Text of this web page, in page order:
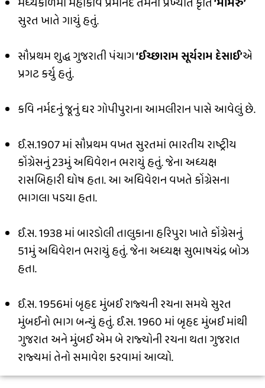
સુરત ખાતે ગાયું હતું.
સૌપ્રથમ શુદ્ધ ગુજરાતી પંચાગ‘ઈચ્છારામ સૂર્યરામ દેસાઈ’એ
પ્રગટ કર્યુ હતું.
કવિ નર્મદનું જૂનું ઘર ગોપીપુરાના આમલીરાન પાસે આવેલું છે.
ઈ.સ.1907 માં સૌપ્રથમ વખત સુરતમાં ભારતીય રાષ્ટ્રીય
કોંગ્રેસનું 23મું અધિવેશન ભરાયું હતું. જેના અધ્યક્ષ
રાસબિહારી ઘોષ હતા. આ અધિવેશન વખતે કોંગ્રેસના
ભાગલા પડયા હતા.
ઈ.સ. 1938 માં બારડોલી તાલુકાના હરિપુરા ખાતે કોંગ્રેસનું
51મું અધિવેશન ભરાયું હતું. જેના અધ્યક્ષ સુભાષચંદ્ર બોઝ
હતા.
ઈ.સ. 1956માં બૃહદ મુંબઈ રાજ્યની રચના સમયે સુરત
મુંબઈનો ભાગ બન્યું હતું. ઈ.સ. 1960 માં બૃહદ મુંબઈ માંથી
ગુજરાત અને મુંબઈ એમ બે રાજ્યોની રચના થતા ગુજરાત
રાજ્યમાં તેનો સમાવેશ કરવામાં આવ્યો.